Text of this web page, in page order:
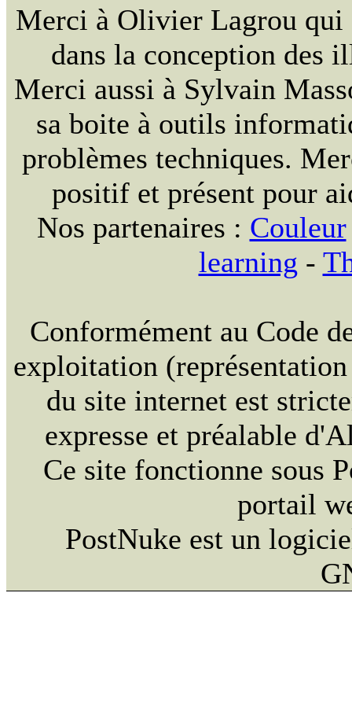
Merci à Olivier Lagrou qui
dans la conception des
Merci aussi à Sylvain
sa boite à outils
problèmes techniques.
positif et présent pour
Nos partenaires : Couleur
learning -
Conformément au Code
exploitation
du site internet est
expresse et préalable
Ce site fonctionne sous
portail
PostNuke est un